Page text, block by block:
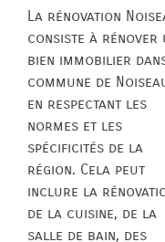
La rénovation
consiste à rénover
bien immobilier
commune de
en respectant les
normes et les
spécificités de la
région. Cela peut
inclure la
de la cuisine, de la
salle de bain, des